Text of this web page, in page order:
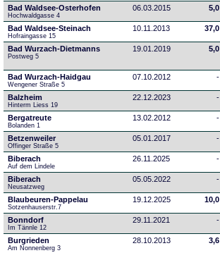
Bad Waldsee-Osterhofen
Hochwaldgasse 4
06.03.2015 5,0
Bad Waldsee-Steinach
Hofraingasse 15
10.11.2013 37,0
Bad Wurzach-Dietmanns
Postweg 5
19.01.2019 5,0
Bad Wurzach-Haidgau
Wengener Straße 5
07.10.2012 -
Balzheim
Hinterm Liess 19
22.12.2023 -
Bergatreute
Bolanden 1
13.02.2012 -
Betzenweiler
Offinger Straße 5
05.01.2017 -
Biberach
Auf dem Lindele
26.11.2025 -
Biberach
Neusatzweg
05.05.2022 -
Blaubeuren-Pappelau
Sotzenhauserstr.7
19.12.2025 10,0
Bonndorf
Im Tännle 12
29.11.2021 -
Burgrieden
Am Nonnenberg 3
28.10.2013 3,6